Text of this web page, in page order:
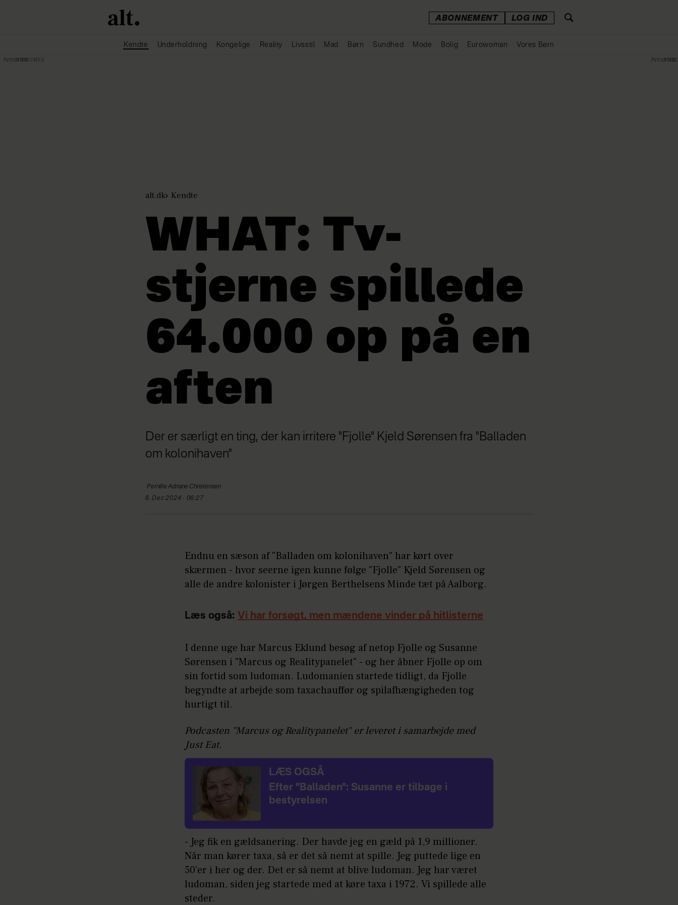
ABONNEMENT LOG IND
Kendte Underholdning Kongelige Reality Livsstil Mad Børn Sundhed Mode Bolig Eurowoman Vores Børn
alt.dk Kendte
WHAT: Tv-
stjerne spillede
64.000 op på en
aften
Der er særligt en ting, der kan irritere "Fjolle" Kjeld Sørensen fra "Balladen
om kolonihaven"
Pernille Adriane Christensen
6. Dec 2024 - 06:27
Endnu en sæson af "Balladen om kolonihaven" har kørt over
skærmen - hvor seerne igen kunne følge "Fjolle" Kjeld Sørensen og
alle de andre kolonister i Jørgen Berthelsens Minde tæt på Aalborg.
Læs også: Vi har forsøgt, men mændene vinder på hitlisterne
I denne uge har Marcus Eklund besøg af netop Fjolle og Susanne
Sørensen i "Marcus og Realitypanelet" - og her åbner Fjolle op om
sin fortid som ludoman. Ludomanien startede tidligt, da Fjolle
begyndte at arbejde som taxachauffør og spilafhængigheden tog
hurtigt til.
Podcasten "Marcus og Realitypanelet" er leveret i samarbejde med
Just Eat.
LÆS OGSÅ
Efter "Balladen": Susanne er tilbage i
bestyrelsen
- Jeg fik en gældsanering. Der havde jeg en gæld på 1,9 millioner.
Når man kører taxa, så er det så nemt at spille. Jeg puttede lige en
50'er i her og der. Det er så nemt at blive ludoman. Jeg har været
ludoman, siden jeg startede med at køre taxa i 1972. Vi spillede alle
steder.
Annonce Annonce